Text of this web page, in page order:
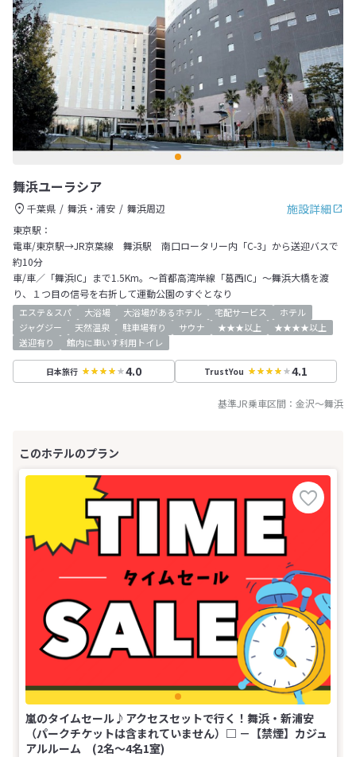
舞浜ユーラシア
施設詳細
千葉県 舞浜・浦安
舞浜周辺
東京駅：
電車/東京駅→JR京葉線 舞浜駅 南口ロータリー内「C-3」から送迎バスで
約10分
車/車／「舞浜IC」まで1.5Km。～首都高湾岸線「葛西IC」～舞浜大橋を渡
り、１つ目の信号を右折して運動公園のすぐとなり
エステ＆スパ 大浴場 大浴場があるホテル 宅配サービス
ホテル
ジャグジー
天然温泉 駐車場有り サウナ ★★★以上
★★★★以上
送迎有り
館内に車いす利用トイレ
日本旅行 4.0 TrustYou 4.1
基準JR乗車区間： 金沢～舞浜
嵐のタイムセール♪アクセスセットで行く！舞浜・新浦安
（パークチケットは含まれていません）□ －【禁煙】カジュ
アルルーム (2名～4名1室)